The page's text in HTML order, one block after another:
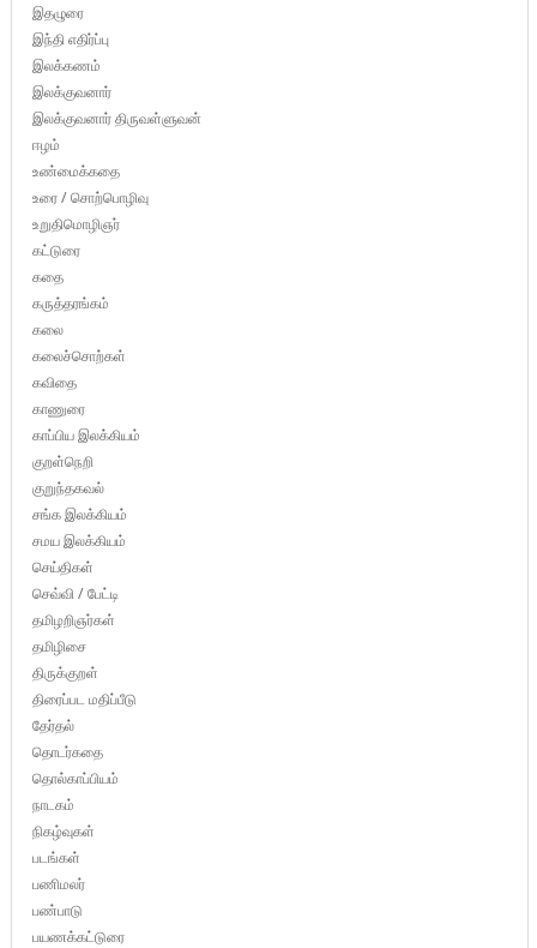
இதழுரை
இந்தி எதிர்ப்பு
இலக்கணம்
இலக்குவனார்
இலக்குவனார் திருவள்ளுவன்
ஈழம்
உண்மைக்கதை
உரை / சொற்பொழிவு
உறுதிமொழிஞர்
கட்டுரை
கதை
கருத்தரங்கம்
கலை
கலைச்சொற்கள்
கவிதை
காணுரை
காப்பிய இலக்கியம்
குறள்நெறி
குறுந்தகவல்
சங்க இலக்கியம்
சமய இலக்கியம்
செய்திகள்
செவ்வி / பேட்டி
தமிழறிஞர்கள்
தமிழிசை
திருக்குறள்
திரைப்பட மதிப்பீடு
தேர்தல்
தொடர்கதை
தொல்காப்பியம்
நாடகம்
நிகழ்வுகள்
படங்கள்
பணிமலர்
பண்பாடு
பயணக்கட்டுரை